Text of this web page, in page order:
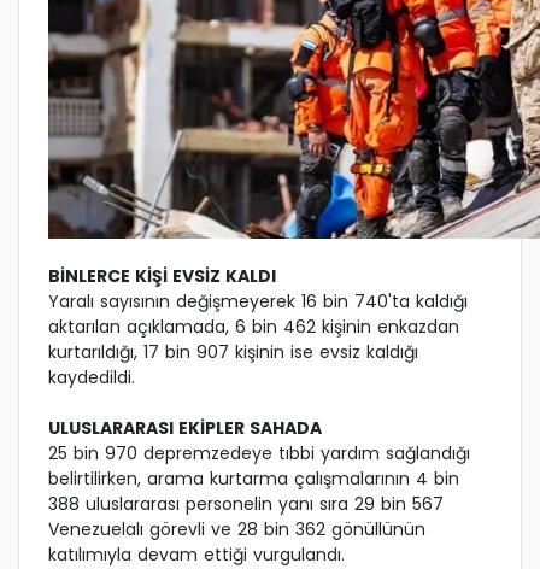
BİNLERCE KİŞİ EVSİZ KALDI
Yaralı sayısının değişmeyerek 16 bin 740'ta kaldığı
aktarılan açıklamada, 6 bin 462 kişinin enkazdan
kurtarıldığı, 17 bin 907 kişinin ise evsiz kaldığı
kaydedildi.
ULUSLARARASI EKİPLER SAHADA
25 bin 970 depremzedeye tıbbi yardım sağlandığı
belirtilirken, arama kurtarma çalışmalarının 4 bin
388 uluslararası personelin yanı sıra 29 bin 567
Venezuelalı görevli ve 28 bin 362 gönüllünün
katılımıyla devam ettiği vurgulandı.